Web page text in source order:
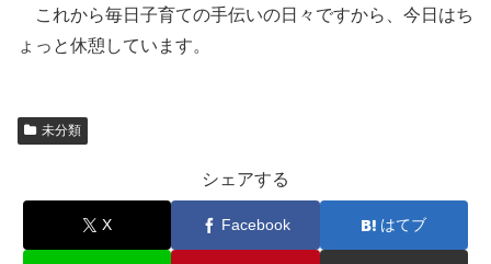
これから毎日子育ての手伝いの日々ですから、今日はち
ょっと休憩しています。
未分類
シェアする
X Facebook はてブ